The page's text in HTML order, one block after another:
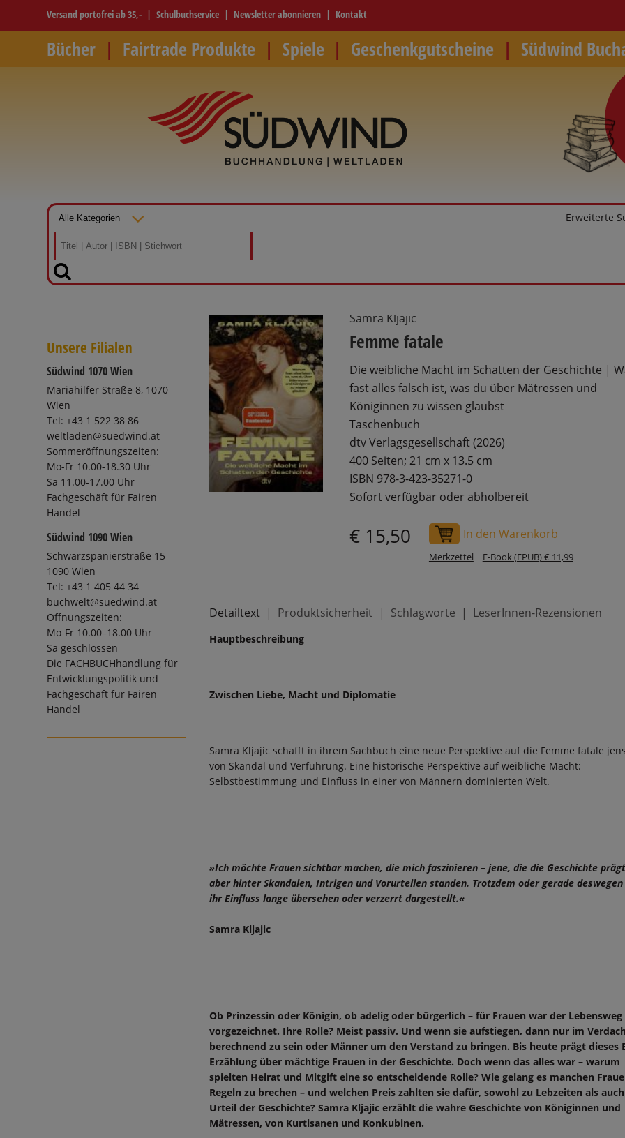
Versand portofrei ab 35,- Schulbuchservice Newsletter abonnieren Kontakt
Bücher Fairtrade Produkte Spiele Geschenkgutscheine Südwind
Erweiterte
Unsere Filialen
Südwind 1070 Wien
Mariahilfer Straße 8, 1070
Wien
Tel: +43 1 522 38 86
weltladen@suedwind.at
Sommeröffnungszeiten:
Mo-Fr 10.00-18.30 Uhr
Sa 11.00-17.00 Uhr
Fachgeschäft für Fairen
Handel
Südwind 1090 Wien
Schwarzspanierstraße 15
1090 Wien
Tel: +43 1 405 44 34
buchwelt@suedwind.at
Öffnungszeiten:
Mo-Fr 10.00–18.00 Uhr
Sa geschlossen
Die FACHBUCHhandlung für
Entwicklungspolitik und
Fachgeschäft für Fairen
Handel
Samra Kljajic
Femme fatale
Die weibliche Macht im Schatten der Geschichte |
fast alles falsch ist, was du über Mätressen und
Königinnen zu wissen glaubst
Taschenbuch
dtv Verlagsgesellschaft (2026)
400 Seiten; 21 cm x 13.5 cm
ISBN 978-3-423-35271-0
Sofort verfügbar oder abholbereit
€ 15,50 In den Warenkorb
Merkzettel E-Book (EPUB) € 11,99
Detailtext Produktsicherheit Schlagworte LeserInnen-Rezensionen
Hauptbeschreibung
Zwischen Liebe, Macht und Diplomatie
Samra Kljajic schafft in ihrem Sachbuch eine neue Perspektive auf die Femme fatale
von Skandal und Verführung. Eine historische Perspektive auf weibliche Macht:
Selbstbestimmung und Einfluss in einer von Männern dominierten Welt.
»Ich möchte Frauen sichtbar machen, die mich faszinieren – jene, die die Geschichte
aber hinter Skandalen, Intrigen und Vorurteilen standen. Trotzdem oder gerade
ihr Einfluss lange übersehen oder verzerrt dargestellt.«
Samra Kljajic
Ob Prinzessin oder Königin, ob adelig oder bürgerlich – für Frauen war der
vorgezeichnet. Ihre Rolle? Meist passiv. Und wenn sie aufstiegen, dann nur im
berechnend zu sein oder Männer um den Verstand zu bringen. Bis heute prägt dieses
Erzählung über mächtige Frauen in der Geschichte. Doch wenn das alles war – warum
spielten Heirat und Mitgift eine so entscheidende Rolle? Wie gelang es manchen
Regeln zu brechen – und welchen Preis zahlten sie dafür, sowohl zu Lebzeiten als
Urteil der Geschichte? Samra Kljajic erzählt die wahre Geschichte von Königinnen und
Mätressen, von Kurtisanen und Konkubinen.